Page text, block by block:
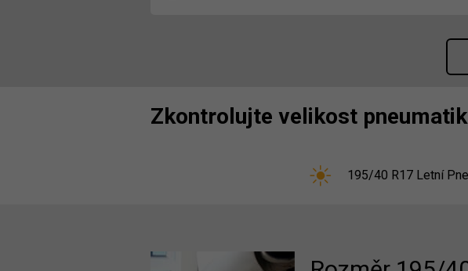
Zkontrolujte velikost
195/40 R17 Letní